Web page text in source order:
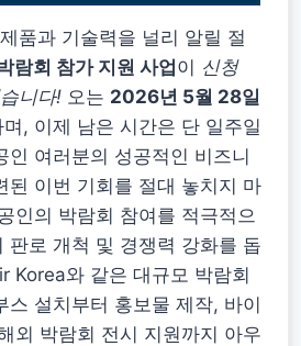
품과 기술력을 널리 알릴 절
람회 참가 지원 사업이 신청
니다! 오는 2026년 5월 28일
, 이제 남은 시간은 단 일주일
인 여러분의 성공적인 비즈니
된 이번 기회를 절대 놓치지 마
인의 박람회 참여를 적극적으
판로 개척 및 경쟁력 강화를 돕
Korea와 같은 대규모 박람회
스 설치부터 홍보물 제작, 바이
외 박람회 전시 지원까지 아우